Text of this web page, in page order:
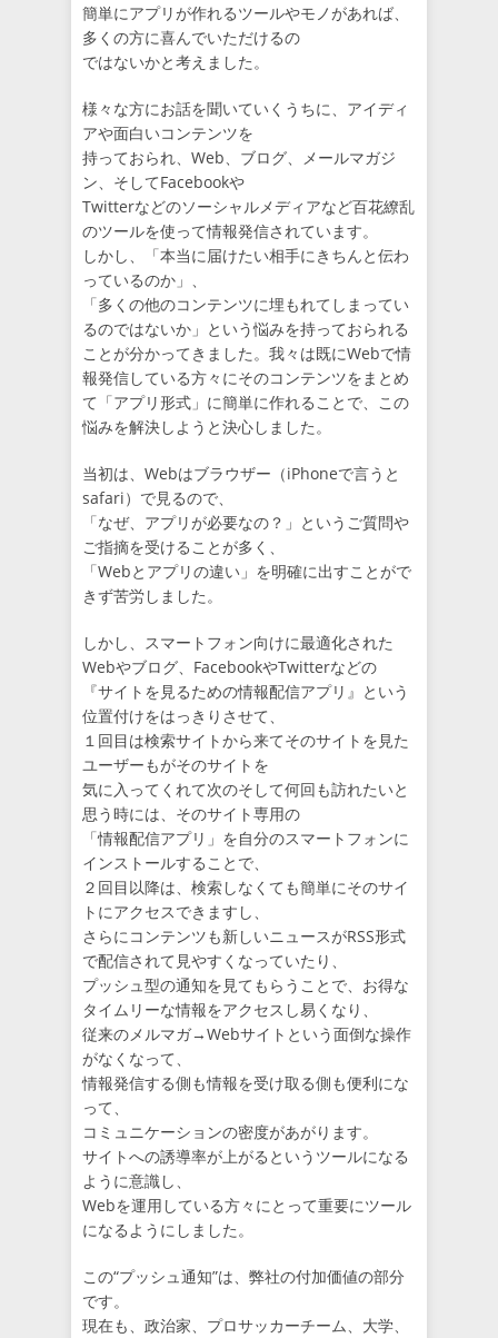
簡単にアプリが作れるツールやモノがあれば、
多くの方に喜んでいただけるの
ではないかと考えました。
様々な方にお話を聞いていくうちに、アイディ
アや面白いコンテンツを
持っておられ、Web、ブログ、メールマガジ
ン、そしてFacebookや
Twitterなどのソーシャルメディアなど百花繚乱
のツールを使って情報発信されています。
しかし、「本当に届けたい相手にきちんと伝わ
っているのか」、
「多くの他のコンテンツに埋もれてしまってい
るのではないか」という悩みを持っておられる
ことが分かってきました。我々は既にWebで情
報発信している方々にそのコンテンツをまとめ
て「アプリ形式」に簡単に作れることで、この
悩みを解決しようと決心しました。
当初は、Webはブラウザー（iPhoneで言うと
safari）で見るので、
「なぜ、アプリが必要なの？」というご質問や
ご指摘を受けることが多く、
「Webとアプリの違い」を明確に出すことがで
きず苦労しました。
しかし、スマートフォン向けに最適化された
Webやブログ、FacebookやTwitterなどの
『サイトを見るための情報配信アプリ』という
位置付けをはっきりさせて、
１回目は検索サイトから来てそのサイトを見た
ユーザーもがそのサイトを
気に入ってくれて次のそして何回も訪れたいと
思う時には、そのサイト専用の
「情報配信アプリ」を自分のスマートフォンに
インストールすることで、
２回目以降は、検索しなくても簡単にそのサイ
トにアクセスできますし、
さらにコンテンツも新しいニュースがRSS形式
で配信されて見やすくなっていたり、
プッシュ型の通知を見てもらうことで、お得な
タイムリーな情報をアクセスし易くなり、
従来のメルマガ→Webサイトという面倒な操作
がなくなって、
情報発信する側も情報を受け取る側も便利にな
って、
コミュニケーションの密度があがります。
サイトへの誘導率が上がるというツールになる
ように意識し、
Webを運用している方々にとって重要にツール
になるようにしました。
この“プッシュ通知”は、弊社の付加価値の部分
です。
現在も、政治家、プロサッカーチーム、大学、